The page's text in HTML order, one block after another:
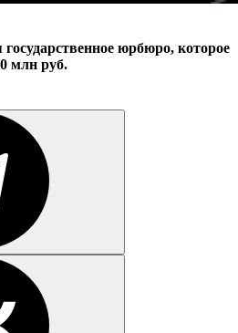
юрбюро, которое
млн руб.